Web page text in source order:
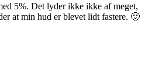
5%. Det lyder ikke ikke af meget,
at min hud er blevet lidt fastere. 🙂